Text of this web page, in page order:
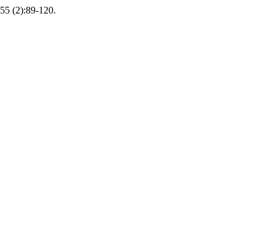
55 (2):89-120.